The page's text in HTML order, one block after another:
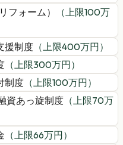
フォーム）
（上限100万
援制度 （上限400万円）
（上限300万円）
制度 （上限100万円）
資あっ旋制度 （上限70万
（上限66万円）